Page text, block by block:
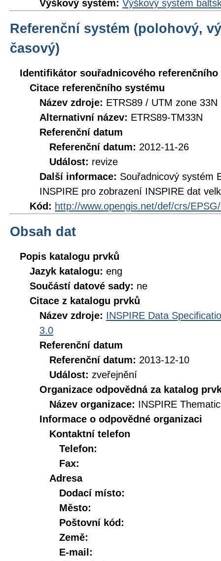
Výškový systém: Výškový systém
Referenční systém (polohový,
časový)
Identifikátor souřadnicového referenčního
Citace referenčního systému
Název zdroje: ETRS89 / UTM zone 33N
Alternativní název: ETRS89-TM33N
Referenční datum
Referenční datum: 2012-11-26
Událost: revize
Další informace: Souřadnicový systém
INSPIRE pro zobrazení INSPIRE dat
Kód: http://www.opengis.net/def/crs/
Obsah dat
Popis katalogu prvků
Jazyk katalogu: eng
Součástí datové sady: ne
Citace z katalogu prvků
Název zdroje: INSPIRE Data
3.0
Referenční datum
Referenční datum: 2013-12-10
Událost: zveřejnění
Organizace odpovědná za katalog
Název organizace: INSPIRE
Informace o odpovědné organizaci
Kontaktní telefon
Telefon:
Fax:
Adresa
Dodací místo:
Město:
Poštovní kód:
Země:
E-mail: